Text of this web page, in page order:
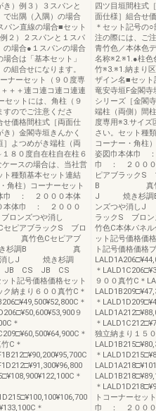
）例３）３スパンと
で出隅（入隅）の場合
パン直線の場合■セット
２）２スパンと１スパ
の場合●１スパンの場合
合は「基本セット」
組合せになります。
ナーセット（９０度専
＋＋連コ連コ連コ連連
セットには、角柱（９
すのでご注意くださ
せ価格間柱式［両面仕
）金閣寺垣きんかく
］よつめがき端柱（両
８０度自在柱自在柱６
ースの場合は、当社営
ト種類基本セット連結
角柱）コーナーセット
体巾 ： ２０００本体
体巾 ： ２０００
ロンズつや消し
ブラックS ブロ
竹色Cセピアブ
J 焼き杉調B 真
や消しJ 焼き杉調
CS JB CS
記号価格価格セット
納まり６００真竹C＊
＊
９
＊
＊
C＊
＊
＊
四ツ目垣間柱式
面仕様］組合せ
＊セット記号の
注の際には、ご
青竹色／本体色
名称※2.※1.●柱色
竹※3.※1.納まり
ザイン名■セット
竜安寺垣F金閣寺
シリーズ［金閣
端柱（両側）間
度専用※3.サイズ
さい。セット種
コーナー・角柱
姿図巾本体巾
巾 ： ２０００
ピアブラック
B 真竹色Cセ
J 焼き杉調
ンズつや消
ラックS ブ
竹色C本体パ
ット記号価格価
ト記号価格価格
＊
９００真竹C＊
＊
＊
独立納まり１５
＊
＊
トコーナーセッ
巾 ： ２００